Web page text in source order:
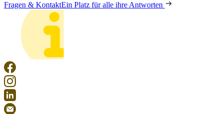
Fragen & KontaktEin Platz für alle ihre Antworten